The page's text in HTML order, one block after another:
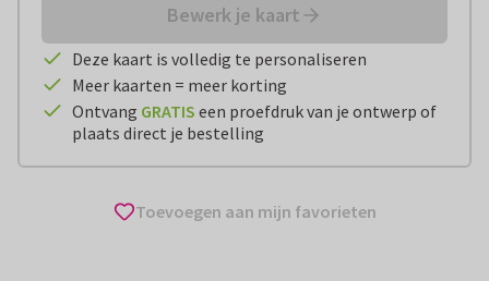
Bewerk je kaart
Deze kaart is volledig te personaliseren
Meer kaarten = meer korting
Ontvang GRATIS een proefdruk van je ontwerp of
plaats direct je bestelling
Toevoegen aan mijn favorieten